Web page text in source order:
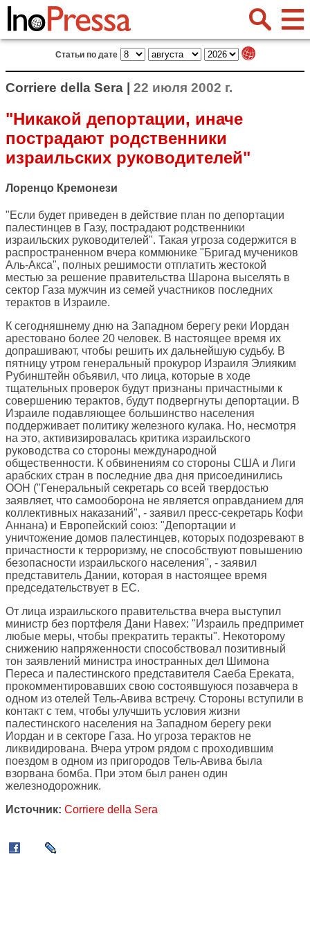
Статьи по дате
Corriere della Sera | 22 июля 2002 г.
"Никакой депортации, иначе
пострадают родственники
израильских руководителей"
Лоренцо Кремонези
"Если будет приведен в действие план по депортации
палестинцев в Газу, пострадают родственники
израильских руководителей". Такая угроза содержится в
распространенном вчера коммюнике "Бригад мучеников
Аль-Акса", полных решимости отплатить жестокой
местью за решение правительства Шарона выселять в
сектор Газа мужчин из семей участников последних
терактов в Израиле.
К сегодняшнему дню на Западном берегу реки Иордан
арестовано более 20 человек. В настоящее время их
допрашивают, чтобы решить их дальнейшую судьбу. В
пятницу утром генеральный прокурор Израиля Элияким
Рубинштейн объявил, что лица, которые в ходе
тщательных проверок будут признаны причастными к
совершению терактов, будут подвергнуты депортации. В
Израиле подавляющее большинство населения
поддерживает политику железного кулака. Но, несмотря
на это, активизировалась критика израильского
руководства со стороны международной
общественности. К обвинениям со стороны США и Лиги
арабских стран в последние два дня присоединились
ООН ("Генеральный секретарь со всей твердостью
заявляет, что самооборона не является оправданием для
коллективных наказаний", - заявил пресс-секретарь Кофи
Аннана) и Европейский союз: "Депортации и
уничтожение домов палестинцев, которых подозревают в
причастности к терроризму, не способствуют повышению
безопасности израильского населения", - заявил
представитель Дании, которая в настоящее время
председательствует в ЕС.
От лица израильского правительства вчера выступил
министр без портфеля Дани Навех: "Израиль предпримет
любые меры, чтобы прекратить теракты". Некоторому
снижению напряженности способствовал позитивный
тон заявлений министра иностранных дел Шимона
Переса и палестинского представителя Саеба Ереката,
прокомментировавших свою состоявшуюся позавчера в
одном из отелей Тель-Авива встречу. Стороны вступили в
контакт с тем, чтобы улучшить условия жизни
палестинского населения на Западном берегу реки
Иордан и в секторе Газа. Но угроза терактов не
ликвидирована. Вчера утром рядом с проходившим
поездом в одном из пригородов Тель-Авива была
взорвана бомба. При этом был ранен один
железнодорожник.
Источник: Corriere della Sera